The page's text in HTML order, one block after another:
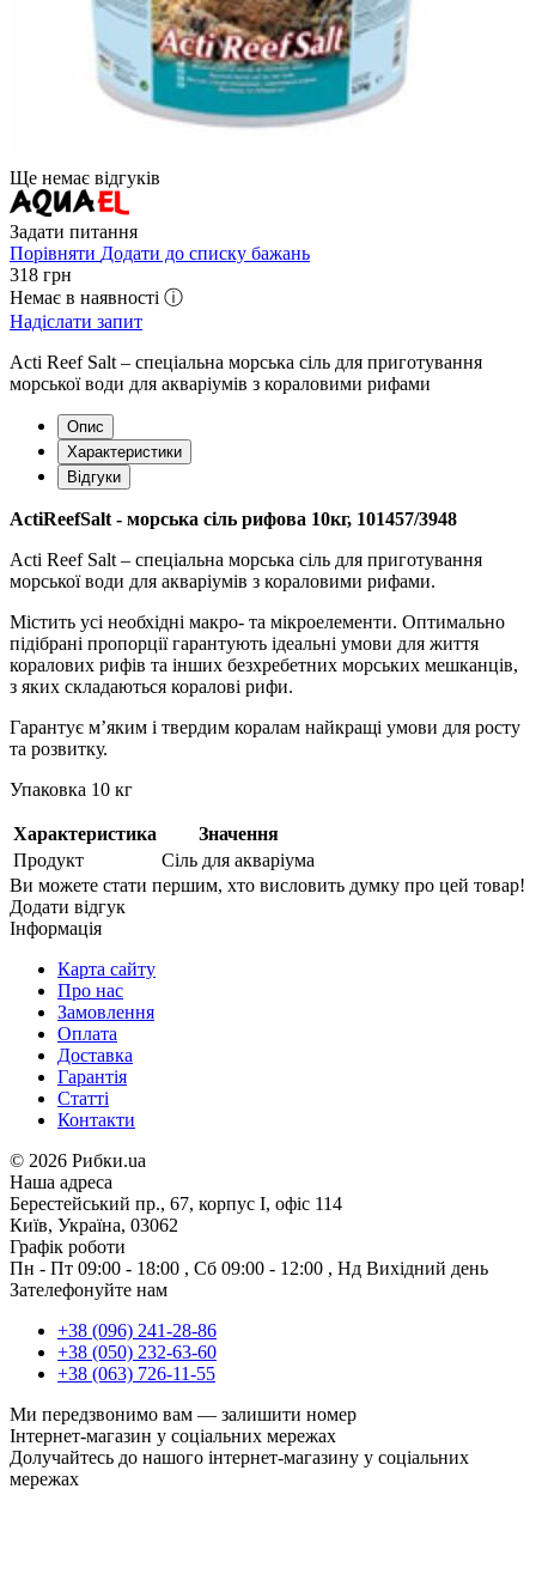
Ще немає відгуків
Задати питання
Порівняти Додати до списку бажань
318 грн
Немає в наявності ⓘ
Надіслати запит
Acti Reef Salt – спеціальна морська сіль для приготування
морської води для акваріумів з кораловими рифами
Опис
Характеристики
Відгуки
ActiReefSalt - морська сіль рифова 10кг, 101457/3948
Acti Reef Salt – спеціальна морська сіль для приготування
морської води для акваріумів з кораловими рифами.
Містить усі необхідні макро- та мікроелементи. Оптимально
підібрані пропорції гарантують ідеальні умови для життя
коралових рифів та інших безхребетних морських мешканців,
з яких складаються коралові рифи.
Гарантує м’яким і твердим коралам найкращі умови для росту
та розвитку.
Упаковка 10 кг
Характеристика
Значення
Продукт
Сіль для акваріума
Ви можете стати першим, хто висловить думку про цей товар!
Додати відгук
Інформація
Карта сайту
Про нас
Замовлення
Оплата
Доставка
Гарантія
Статті
Контакти
© 2026 Рибки.ua
Наша адреса
Берестейський пр., 67, корпус І, офіс 114
Київ, Україна, 03062
Графік роботи
Пн - Пт 09:00 - 18:00 , Сб 09:00 - 12:00 , Нд Вихідний день
Зателефонуйте нам
+38 (096) 241-28-86
+38 (050) 232-63-60
+38 (063) 726-11-55
Ми передзвонимо вам — залишити номер
Інтернет-магазин у соціальних мережах
Долучайтесь до нашого інтернет-магазину у соціальних
мережах